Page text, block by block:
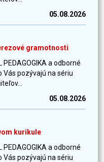
05.08.2026
gramotnosti
a odborné
Vás pozývajú na sériu
05.08.2026
kurikule
a odborné
Vás pozývajú na sériu